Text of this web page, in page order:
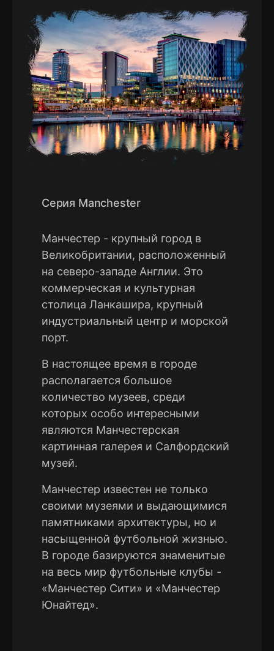
Серия Manchester
Манчестер - крупный город в
Великобритании, расположенный
на северо-западе Англии. Это
коммерческая и культурная
столица Ланкашира, крупный
индустриальный центр и морской
порт.
В настоящее время в городе
располагается большое
количество музеев, среди
которых особо интересными
являются Манчестерская
картинная галерея и Салфордский
музей.
Манчестер известен не только
своими музеями и выдающимися
памятниками архитектуры, но и
насыщенной футбольной жизнью.
В городе базируются знаменитые
на весь мир футбольные клубы -
«Манчестер Сити» и «Манчестер
Юнайтед».